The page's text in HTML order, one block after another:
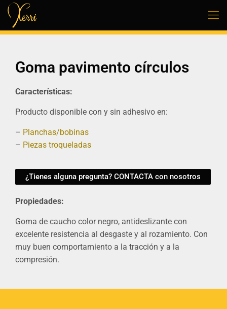
Goma pavimento círculos
Características:
Producto disponible con y sin adhesivo en:
– Planchas/bobinas
– Piezas troqueladas
¿Tienes alguna pregunta? CONTACTA con nosotros
Propiedades:
Goma de caucho color negro, antideslizante con
excelente resistencia al desgaste y al rozamiento. Con
muy buen comportamiento a la tracción y a la
compresión.